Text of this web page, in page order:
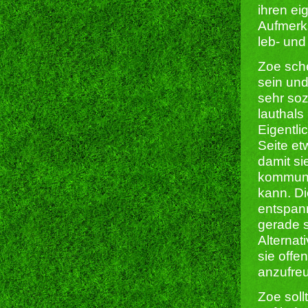
ihren
leb-
Zoe
sein
sehr
lauthals
Seite
damit
kann.
gerade
sie
Zoe